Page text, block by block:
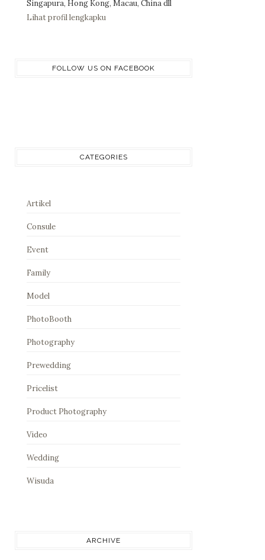
Singapura, Hong Kong, Macau, China dll
Lihat profil lengkapku
FOLLOW US ON FACEBOOK
CATEGORIES
Artikel
Consule
Event
Family
Model
PhotoBooth
Photography
Prewedding
Pricelist
Product Photography
Video
Wedding
Wisuda
ARCHIVE